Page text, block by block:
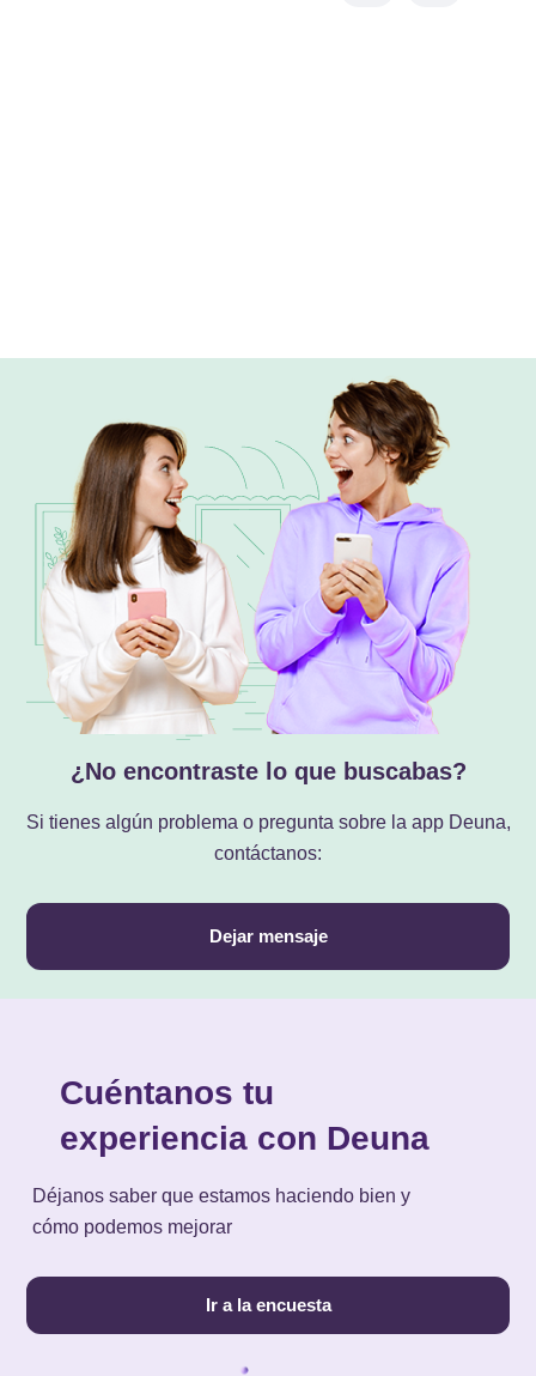
¿No encontraste lo que buscabas?
Si tienes algún problema o pregunta sobre la app Deuna,
contáctanos:
Dejar mensaje
Cuéntanos tu
experiencia con Deuna
Déjanos saber que estamos haciendo bien y
cómo podemos mejorar
Ir a la encuesta